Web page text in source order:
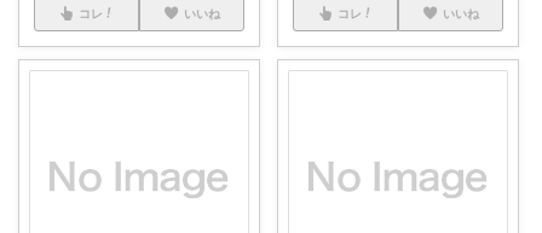
コレ いいね コレ いいね